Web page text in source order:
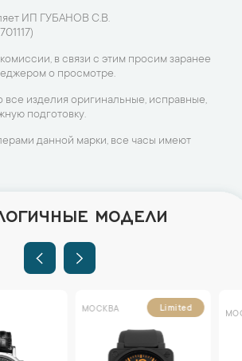
ИП ГУБАНОВ С.В.
в связи с этим просим заранее
о просмотре.
все изделия оригинальные, исправные,
подготовку.
данной марки, все часы имеют
МОДЕЛИ
МОСКВА Limited
МОСКВА